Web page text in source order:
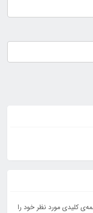
کلیدی مورد نظر خود را